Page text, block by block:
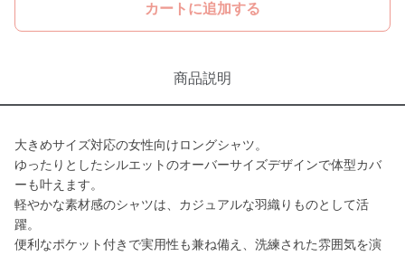
カートに追加する
商品説明
大きめサイズ対応の女性向けロングシャツ。
ゆったりとしたシルエットのオーバーサイズデザインで体型カバ
ーも叶えます。
軽やかな素材感のシャツは、カジュアルな羽織りものとして活
躍。
便利なポケット付きで実用性も兼ね備え、洗練された雰囲気を演